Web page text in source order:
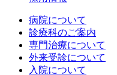
病院について
診療科のご案内
専門治療について
外来受診について
入院について